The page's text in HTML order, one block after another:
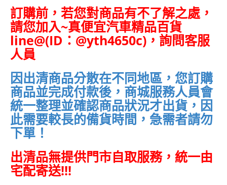
訂購前，若您對商品有不了解之處，
請您加入~真便宜汽車精品百貨
line@(ID：@yth4650c)，詢問客服
人員
因出清商品分散在不同地區，您訂購
商品並完成付款後，商城服務人員會
統一整理並確認商品狀況才出貨，因
此需要較長的備貨時間，急需者請勿
下單！
出清品無提供門市自取服務，統一由
宅配寄送!!!